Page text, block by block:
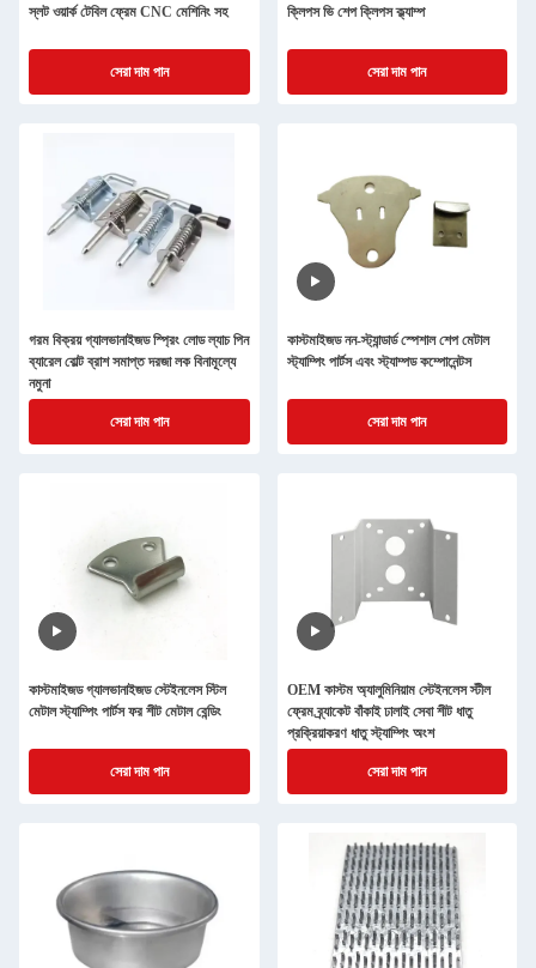
স্লট ওয়ার্ক টেবিল ফ্রেম CNC মেশিনিং সহ
সেরা দাম পান
ক্লিপস ভি শেপ ক্লিপস ক্ল্যাম্প
সেরা দাম পান
গরম বিক্রয় গ্যালভানাইজড স্প্রিং লোড ল্যাচ পিন
ব্যারেল বোল্ট ব্রাশ সমাপ্ত দরজা লক বিনামূল্যে
নমুনা
সেরা দাম পান
কাস্টমাইজড নন-স্ট্যান্ডার্ড স্পেশাল শেপ মেটাল
স্ট্যাম্পিং পার্টস এবং স্ট্যাম্পড কম্পোনেন্টস
সেরা দাম পান
কাস্টমাইজড গ্যালভানাইজড স্টেইনলেস স্টিল
মেটাল স্ট্যাম্পিং পার্টস ফর শীট মেটাল বেন্ডিং
সেরা দাম পান
OEM কাস্টম অ্যালুমিনিয়াম স্টেইনলেস স্টীল
ফ্রেম ব্র্যাকেট বাঁকাই ঢালাই সেবা শীট ধাতু
প্রক্রিয়াকরণ ধাতু স্ট্যাম্পিং অংশ
সেরা দাম পান